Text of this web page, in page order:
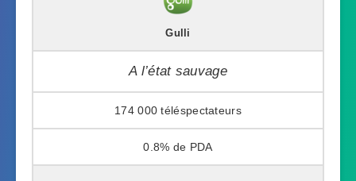
Gulli
A l’état sauvage
174 000
0.8%